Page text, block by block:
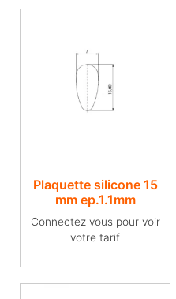
Plaquette silicone 15
mm ep.1.1mm
Connectez vous pour voir
votre tarif